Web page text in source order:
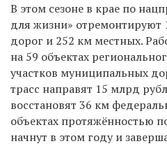
В этом сезоне в крае по
для жизни» отремонтируют
дорог и 252 км местных.
на 59 объектах
участков муниципальных
трасс направят 15 млрд
восстановят 36 км
объектах протяжённостью
начнут в этом году и